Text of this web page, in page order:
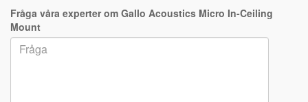
Fråga våra experter om Gallo Acoustics Micro In-Ceiling
Mount